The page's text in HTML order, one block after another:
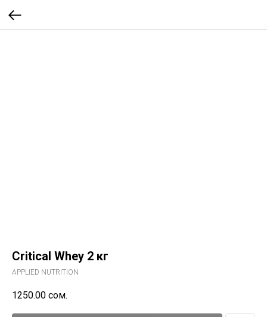
Critical Whey 2 кг
APPLIED NUTRITION
1250.00 сом.